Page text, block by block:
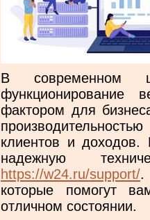
В современном
функционирование
фактором для
клиентов и доходов.
надежную
https://w24.ru/support/.
которые помогут
отличном состоянии.